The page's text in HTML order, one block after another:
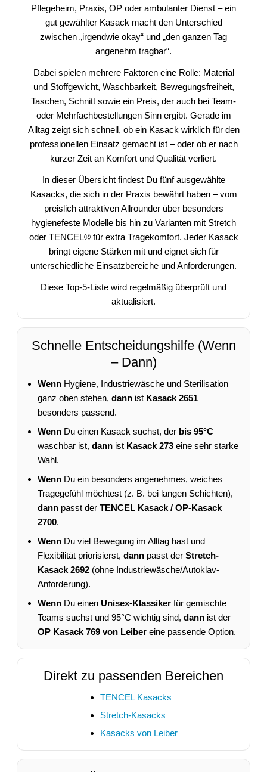
Pflegeheim, Praxis, OP oder ambulanter Dienst – ein
gut gewählter Kasack macht den Unterschied
zwischen „irgendwie okay“ und „den ganzen Tag
angenehm tragbar“.
Dabei spielen mehrere Faktoren eine Rolle: Material
und Stoffgewicht, Waschbarkeit, Bewegungsfreiheit,
Taschen, Schnitt sowie ein Preis, der auch bei Team-
oder Mehrfachbestellungen Sinn ergibt. Gerade im
Alltag zeigt sich schnell, ob ein Kasack wirklich für den
professionellen Einsatz gemacht ist – oder ob er nach
kurzer Zeit an Komfort und Qualität verliert.
In dieser Übersicht findest Du fünf ausgewählte
Kasacks, die sich in der Praxis bewährt haben – vom
preislich attraktiven Allrounder über besonders
hygienefeste Modelle bis hin zu Varianten mit Stretch
oder TENCEL® für extra Tragekomfort. Jeder Kasack
bringt eigene Stärken mit und eignet sich für
unterschiedliche Einsatzbereiche und Anforderungen.
Diese Top-5-Liste wird regelmäßig überprüft und
aktualisiert.
Schnelle Entscheidungshilfe (Wenn
– Dann)
Wenn Hygiene, Industriewäsche und Sterilisation
ganz oben stehen, dann ist Kasack 2651
besonders passend.
Wenn Du einen Kasack suchst, der bis 95°C
waschbar ist, dann ist Kasack 273 eine sehr starke
Wahl.
Wenn Du ein besonders angenehmes, weiches
Tragegefühl möchtest (z. B. bei langen Schichten),
dann passt der TENCEL Kasack / OP-Kasack
2700.
Wenn Du viel Bewegung im Alltag hast und
Flexibilität priorisierst, dann passt der Stretch-
Kasack 2692 (ohne Industriewäsche/Autoklav-
Anforderung).
Wenn Du einen Unisex-Klassiker für gemischte
Teams suchst und 95°C wichtig sind, dann ist der
OP Kasack 769 von Leiber eine passende Option.
Direkt zu passenden Bereichen
TENCEL Kasacks
Stretch-Kasacks
Kasacks von Leiber